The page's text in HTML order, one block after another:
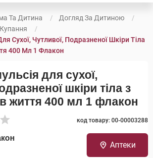
Та Дитина
Догляд За Дитиною
Сухої, Чутливої, Подразненої Шкіри Тіла
400 Мл 1 Флакон
для сухої,
шкіри тіла з
життя 400 мл 1 флакон
код товару: 00-00003288
Аптеки